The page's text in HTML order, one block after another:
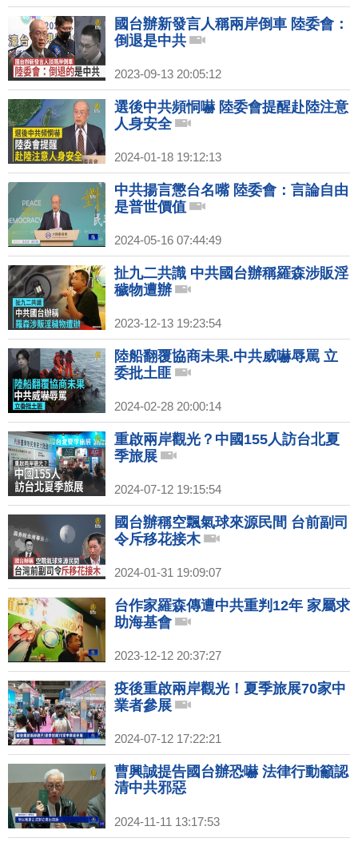
國台辦新發言人稱兩岸倒車 陸委會：
倒退是中共
2023-09-13 20:05:12
選後中共頻恫嚇 陸委會提醒赴陸注意
人身安全
2024-01-18 19:12:13
中共揚言懲台名嘴 陸委會：言論自由
是普世價值
2024-05-16 07:44:49
扯九二共識 中共國台辦稱羅森涉販淫
穢物遭辦
2023-12-13 19:23:54
陸船翻覆協商未果.中共威嚇辱罵 立
委批土匪
2024-02-28 20:00:14
重啟兩岸觀光？中國155人訪台北夏
季旅展
2024-07-12 19:15:54
國台辦稱空飄氣球來源民間 台前副司
令斥移花接木
2024-01-31 19:09:07
台作家羅森傳遭中共重判12年 家屬求
助海基會
2023-12-12 20:37:27
疫後重啟兩岸觀光！夏季旅展70家中
業者參展
2024-07-12 17:22:21
曹興誠提告國台辦恐嚇 法律行動籲認
清中共邪惡
2024-11-11 13:17:53